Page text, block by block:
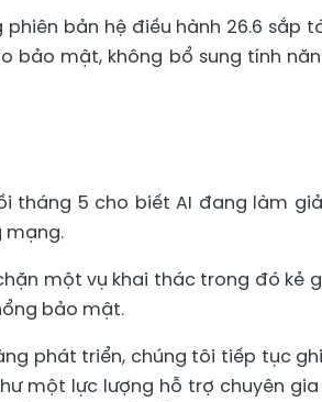
bản hệ điều hành 26.6 sắp
bảo mật, không bổ sung tính
tháng 5 cho biết AI đang làm
mạng.
một vụ khai thác trong đó kẻ
bảo mật.
phát triển, chúng tôi tiếp tục
một lực lượng hỗ trợ chuyên